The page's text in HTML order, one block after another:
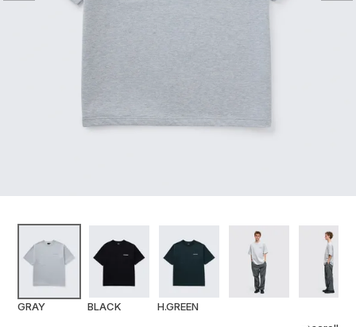
GRAY BLACK
H.GREEN